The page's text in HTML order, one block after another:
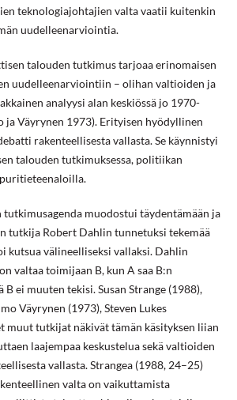
teknologiajohtajien valta vaatii kuitenkin
uudelleenarviointia.
talouden tutkimus tarjoaa erinomaisen
uudelleenarviointiin – olihan valtioiden ja
analyysi alan keskiössä jo 1970-
ja Väyrynen 1973). Erityisen hyödyllinen
rakenteellisesta vallasta. Se käynnistyi
talouden tutkimuksessa, politiikan
tutkimusagenda muodostui täydentämään ja
tutkija Robert Dahlin tunnetuksi tekemää
kutsua välineelliseksi vallaksi. Dahlin
valtaa toimijaan B, kun A saa B:n
ei muuten tekisi. Susan Strange (1988),
Väyrynen (1973), Steven Lukes
muut tutkijat näkivät tämän käsityksen liian
laajempaa keskustelua sekä valtioiden
vallasta. Strangea (1988, 24–25)
valta on vaikuttamista